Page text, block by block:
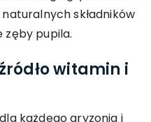
składników
zęby pupila.
witamin i
każdego gryzonia i